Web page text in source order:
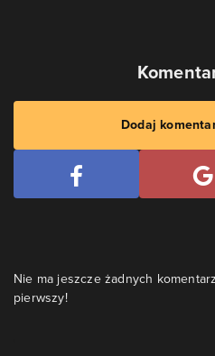
Dodaj
Nie ma jeszcze żadnych
pierwszy!